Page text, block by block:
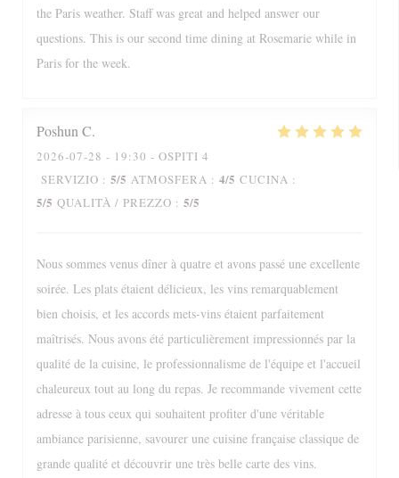
the Paris weather. Staff was great and helped answer our
questions. This is our second time dining at Rosemarie while in
Paris for the week.
Poshun C
2026-07-28 - 19:30 - OSPITI 4
SERVIZIO : 5/5 ATMOSFERA : 4/5 CUCINA :
5/5 QUALITÀ / PREZZO : 5/5
Nous sommes venus dîner à quatre et avons passé une excellente
soirée. Les plats étaient délicieux, les vins remarquablement
bien choisis, et les accords mets-vins étaient parfaitement
maîtrisés. Nous avons été particulièrement impressionnés par la
qualité de la cuisine, le professionnalisme de l'équipe et l'accueil
chaleureux tout au long du repas. Je recommande vivement cette
adresse à tous ceux qui souhaitent profiter d'une véritable
ambiance parisienne, savourer une cuisine française classique de
grande qualité et découvrir une très belle carte des vins.